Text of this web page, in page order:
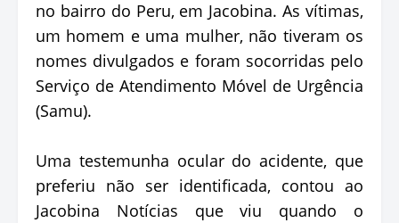
no bairro do Peru, em Jacobina. As vítimas,
um homem e uma mulher, não tiveram os
nomes divulgados e foram socorridas pelo
Serviço de Atendimento Móvel de Urgência
(Samu).
Uma testemunha ocular do acidente, que
preferiu não ser identificada, contou ao
Jacobina Notícias que viu quando o